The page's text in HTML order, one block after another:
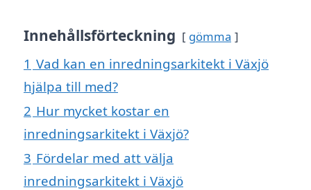
Innehållsförteckning gömma
1 Vad kan en inredningsarkitekt i Växjö
hjälpa till med?
2 Hur mycket kostar en
inredningsarkitekt i Växjö?
3 Fördelar med att välja
inredningsarkitekt i Växjö